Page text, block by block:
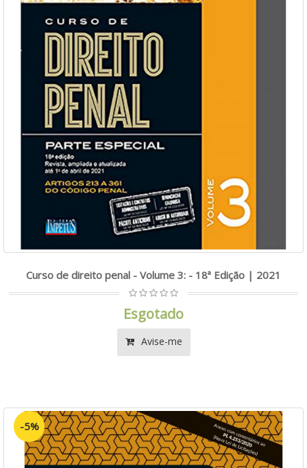
Curso de direito penal - Volume 3: - 18ª Edição | 2021
Esgotado
Avise-me
-5%